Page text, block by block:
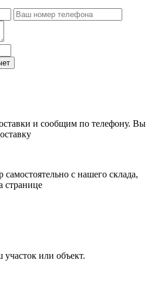
и сообщим по телефону. Вы
с нашего склада,
странице
или объект.